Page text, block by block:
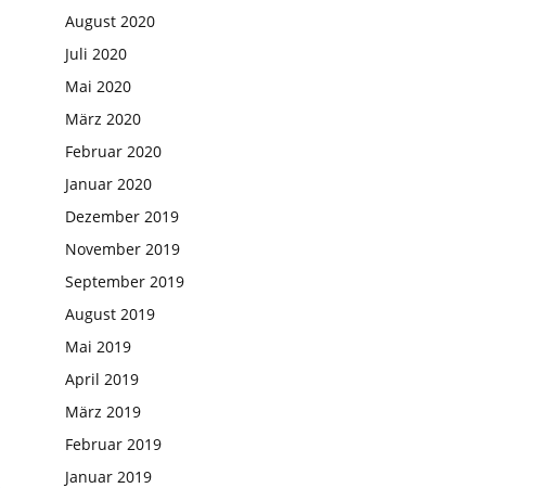
August 2020
Juli 2020
Mai 2020
März 2020
Februar 2020
Januar 2020
Dezember 2019
November 2019
September 2019
August 2019
Mai 2019
April 2019
März 2019
Februar 2019
Januar 2019